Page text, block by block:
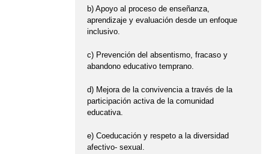
b) Apoyo al proceso de enseñanza,
aprendizaje y evaluación desde un enfoque
inclusivo.
c) Prevención del absentismo, fracaso y
abandono educativo temprano.
d) Mejora de la convivencia a través de la
participación activa de la comunidad
educativa.
e) Coeducación y respeto a la diversidad
afectivo- sexual.